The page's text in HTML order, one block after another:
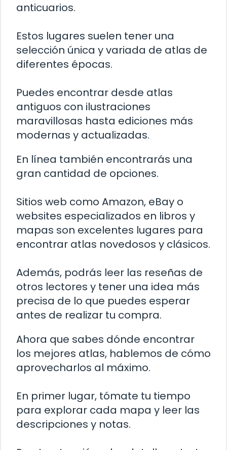
anticuarios.
Estos lugares suelen tener una
selección única y variada de atlas de
diferentes épocas.
Puedes encontrar desde atlas
antiguos con ilustraciones
maravillosas hasta ediciones más
modernas y actualizadas.
En línea también encontrarás una
gran cantidad de opciones.
Sitios web como Amazon, eBay o
websites especializados en libros y
mapas son excelentes lugares para
encontrar atlas novedosos y clásicos.
Además, podrás leer las reseñas de
otros lectores y tener una idea más
precisa de lo que puedes esperar
antes de realizar tu compra.
Ahora que sabes dónde encontrar
los mejores atlas, hablemos de cómo
aprovecharlos al máximo.
En primer lugar, tómate tu tiempo
para explorar cada mapa y leer las
descripciones y notas.